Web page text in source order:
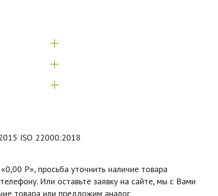
+
+
+
ISO 22000:2018
Р», просьба уточнить наличие товара
Или оставьте заявку на сайте, мы с Вами
товара или предложим аналог